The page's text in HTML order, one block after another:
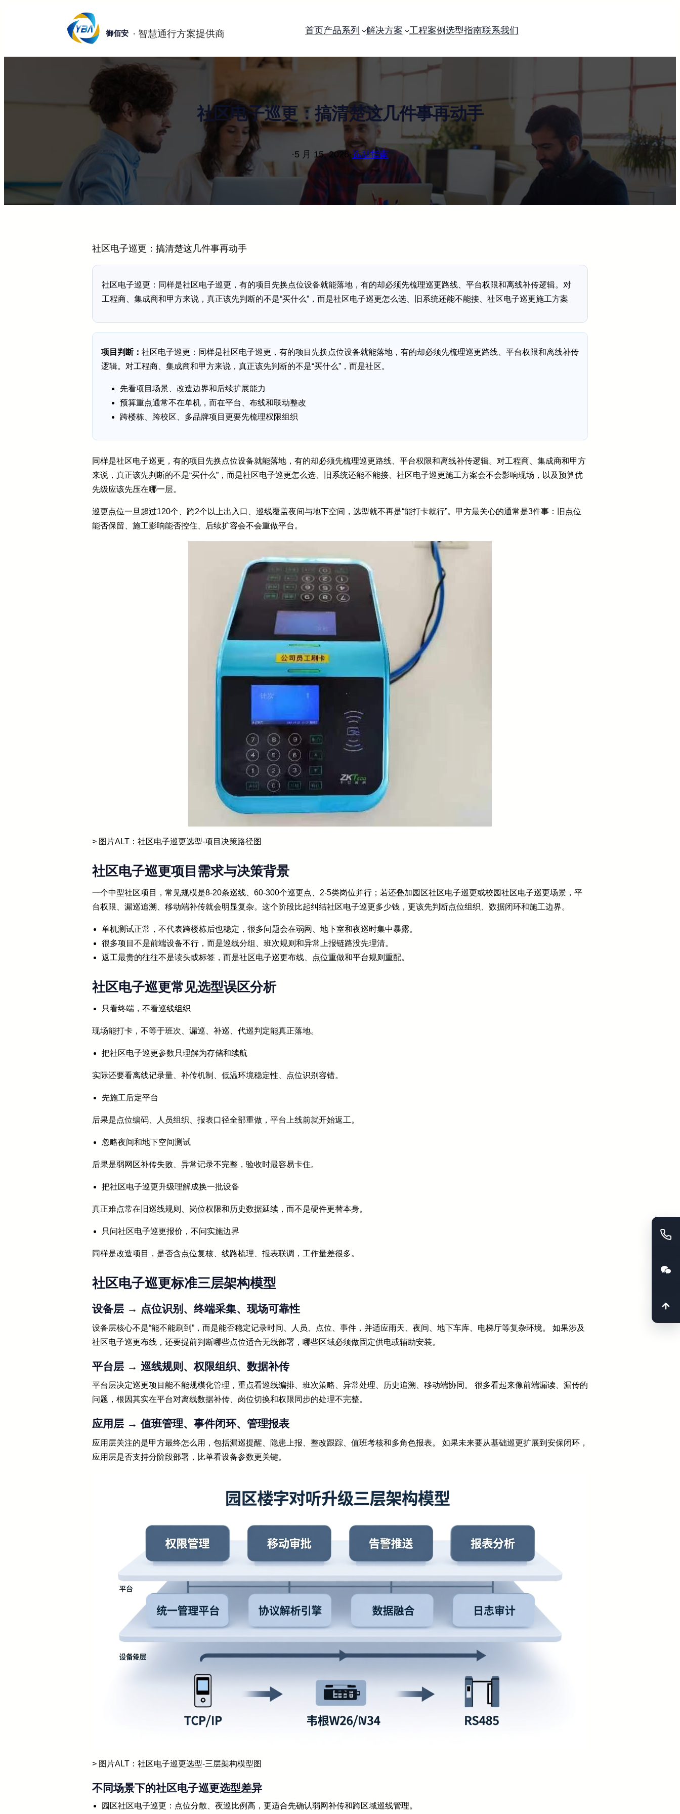
御佰安 首页产品系列 解决方案 工程案例 选型指南联系我们
社区电子巡更：搞清楚这几件事再动手
·5 月 15, 2026·选型指南
社区电子巡更：搞清楚这几件事再动手
社区电子巡更：同样是社区电子巡更，有的项目先换点位设备就能落地，有的却必须先梳理巡更路线、平台权限和离线补传逻辑。对
工程商、集成商和甲方来说，真正该先判断的不是“买什么”，而是社区电子巡更怎么选、旧系统还能不能接、社区电子巡更施工方案
项目判断： 社区电子巡更：同样是社区电子巡更，有的项目先换点位设备就能落地，有的却必须先梳理巡更路线、平台权限和离线补传
逻辑。对工程商、集成商和甲方来说，真正该先判断的不是“买什么”，而是社区。
先看项目场景、改造边界和后续扩展能力
预算重点通常不在单机，而在平台、布线和联动整改
跨楼栋、跨校区、多品牌项目更要先梳理权限组织
同样是社区电子巡更，有的项目先换点位设备就能落地，有的却必须先梳理巡更路线、平台权限和离线补传逻辑。对工程商、集成商和甲方
来说，真正该先判断的不是“买什么”，而是社区电子巡更怎么选、旧系统还能不能接、社区电子巡更施工方案会不会影响现场，以及预算优
先级应该先压在哪一层。
巡更点位一旦超过120个、跨2个以上出入口、巡线覆盖夜间与地下空间，选型就不再是“能打卡就行”。甲方最关心的通常是3件事：旧点位
能否保留、施工影响能否控住、后续扩容会不会重做平台。
> 图片ALT：社区电子巡更选型-项目决策路径图
社区电子巡更项目需求与决策背景
一个中型社区项目，常见规模是8-20条巡线、60-300个巡更点、2-5类岗位并行；若还叠加园区社区电子巡更或校园社区电子巡更场景，平
台权限、漏巡追溯、移动端补传就会明显复杂。这个阶段比起纠结社区电子巡更多少钱，更该先判断点位组织、数据闭环和施工边界。
单机测试正常，不代表跨楼栋后也稳定，很多问题会在弱网、地下室和夜巡时集中暴露。
很多项目不是前端设备不行，而是巡线分组、班次规则和异常上报链路没先理清。
返工最贵的往往不是读头或标签，而是社区电子巡更布线、点位重做和平台规则重配。
社区电子巡更常见选型误区分析
只看终端，不看巡线组织
现场能打卡，不等于班次、漏巡、补巡、代巡判定能真正落地。
把社区电子巡更参数只理解为存储和续航
实际还要看离线记录量、补传机制、低温环境稳定性、点位识别容错。
先施工后定平台
后果是点位编码、人员组织、报表口径全部重做，平台上线前就开始返工。
忽略夜间和地下空间测试
后果是弱网区补传失败、异常记录不完整，验收时最容易卡住。
把社区电子巡更升级理解成换一批设备
真正难点常在旧巡线规则、岗位权限和历史数据延续，而不是硬件更替本身。
只问社区电子巡更报价，不问实施边界
同样是改造项目，是否含点位复核、线路梳理、报表联调，工作量差很多。
社区电子巡更标准三层架构模型
设备层 → 点位识别、终端采集、现场可靠性
设备层核心不是“能不能刷到”，而是能否稳定记录时间、人员、点位、事件，并适应雨天、夜间、地下车库、电梯厅等复杂环境。 如果涉及
社区电子巡更布线，还要提前判断哪些点位适合无线部署，哪些区域必须做固定供电或辅助安装。
平台层 → 巡线规则、权限组织、数据补传
平台层决定巡更项目能不能规模化管理，重点看巡线编排、班次策略、异常处理、历史追溯、移动端协同。 很多看起来像前端漏读、漏传的
问题，根因其实在平台对离线数据补传、岗位切换和权限同步的处理不完整。
应用层 → 值班管理、事件闭环、管理报表
应用层关注的是甲方最终怎么用，包括漏巡提醒、隐患上报、整改跟踪、值班考核和多角色报表。 如果未来要从基础巡更扩展到安保闭环，
应用层是否支持分阶段部署，比单看设备参数更关键。
> 图片ALT：社区电子巡更选型-三层架构模型图
不同场景下的社区电子巡更选型差异
园区社区电子巡更：点位分散、夜巡比例高，更适合先确认弱网补传和跨区域巡线管理。